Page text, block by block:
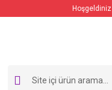
Hoşgeldiniz